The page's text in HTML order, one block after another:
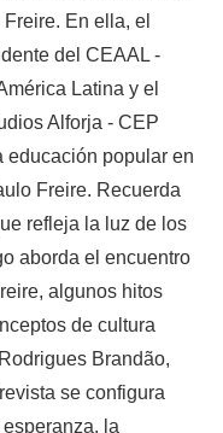
En ella, el
del CEAAL -
Latina y el
Alforja - CEP
educación popular en
Freire. Recuerda
refleja la luz de los
aborda el encuentro
algunos hitos
de cultura
Brandão,
se configura
la